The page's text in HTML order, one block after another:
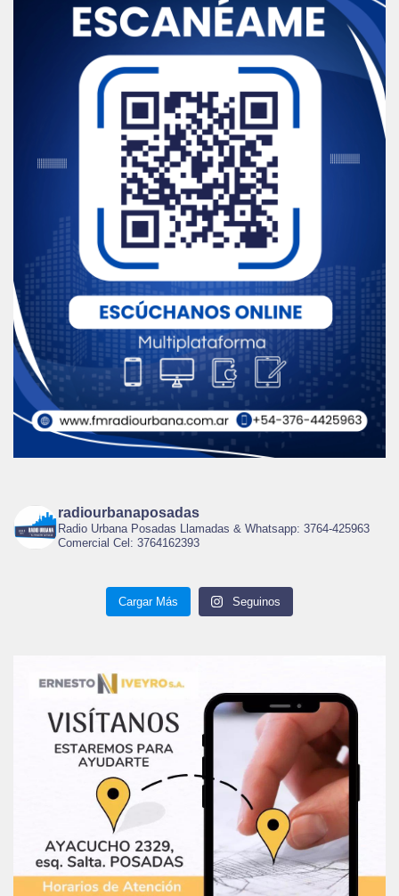
radiourbanaposadas
Radio Urbana Posadas Llamadas & Whatsapp: 3764-425963
Comercial Cel: 3764162393
Cargar Más Seguinos